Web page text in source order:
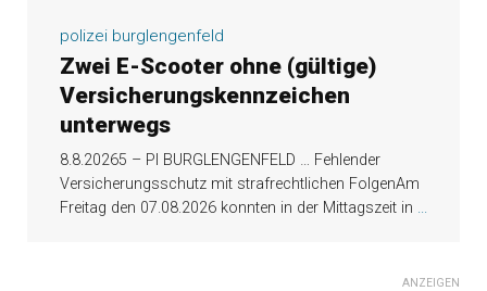
polizei burglengenfeld
Zwei E-Scooter ohne (gültige)
Versicherungskennzeichen
unterwegs
8.8.20265 – PI BURGLENGENFELD … Fehlender
Versicherungsschutz mit strafrechtlichen FolgenAm
Freitag den 07.08.2026 konnten in der Mittagszeit in ...
ANZEIGEN